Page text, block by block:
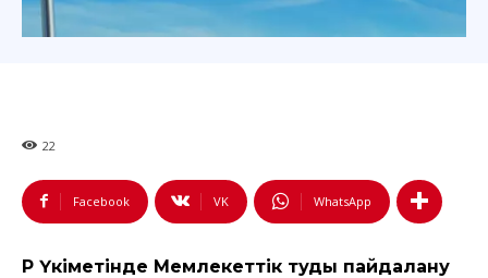
22
Facebook VK WhatsApp
ҚР Үкіметінде Мемлекеттік туды пайдалану